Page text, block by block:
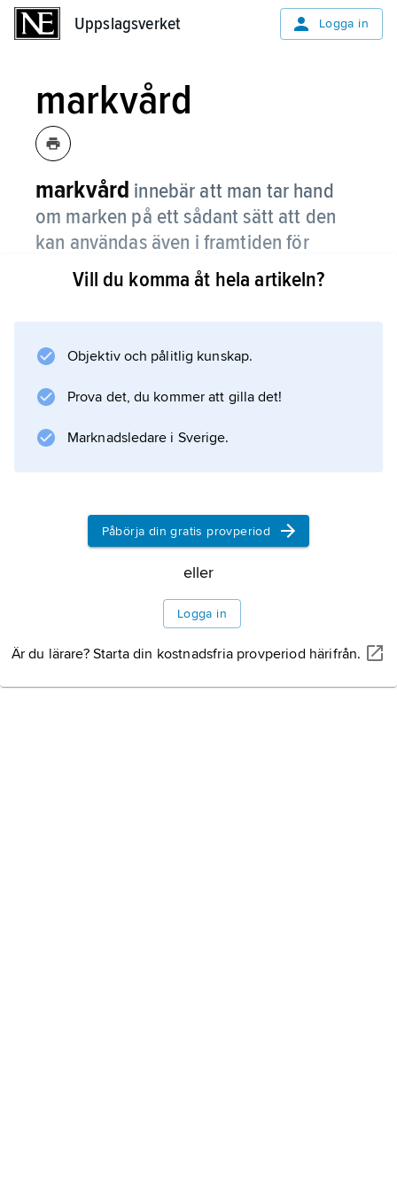
Uppslagsverket Logga in
markvård
markvård innebär att man tar hand
om marken på ett sådant sätt att den
kan användas även i framtiden för
jordbruk, skogsbruk och friluftsliv.
mark används som grustäkt där man tar ut
näringsämnen lätt ur marken, det vill säga de
rinner bort med vatten. För att marken inte
ska bli
Information om artikeln
Vill du komma åt hela artikeln?
Objektiv och pålitlig kunskap.
Prova det, du kommer att gilla det!
Marknadsledare i Sverige.
Påbörja din gratis provperiod
eller
Logga in
Är du lärare? Starta din kostnadsfria provperiod härifrån.